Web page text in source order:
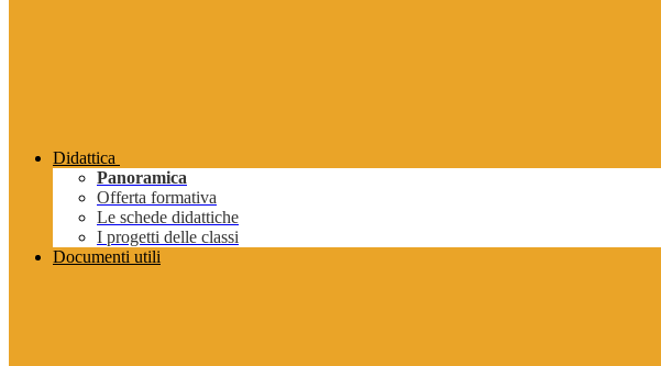
Didattica
Panoramica
Offerta formativa
Le schede didattiche
I progetti delle classi
Documenti utili